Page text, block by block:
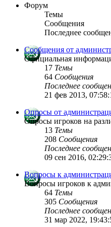
Форум
Темы
Сообщения
Последнее
Сообщения от
Официальная
17 Темы
64 Сообщения
Последнее
21 фев 2013,
Опросы от
Опросы игроков на
13 Темы
208 Сообщения
Последнее
09 сен 2016,
Вопросы к
Вопросы игроков к
64 Темы
305 Сообщения
Последнее
31 мар 2022,